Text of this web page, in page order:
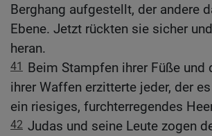
Berghang aufgestellt, der andere
Ebene. Jetzt rückten sie sicher
heran.
41 Beim Stampfen ihrer Füße und
ihrer Waffen erzitterte jeder, der
ein riesiges, furchterregendes
42 Judas und seine Leute zogen